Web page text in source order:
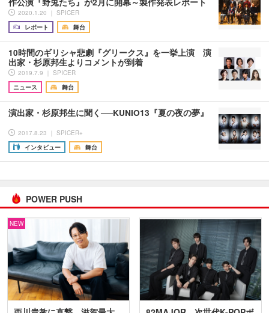
2020.1.20 ｜ SPICER
レポート
舞台
10時間のギリシャ悲劇『グリークス』を一挙上演 演
出家・杉原邦生よりコメントが到着
2019.7.9 ｜ SPICER
ニュース
舞台
演出家・杉原邦生に聞く──KUNIO13『夏の夜の夢』
2017.8.23 ｜ SPICER+
インタビュー
舞台
POWER PUSH
NEW